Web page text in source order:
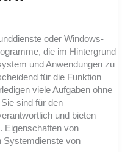
oder Windows-
die im Hintergrund
und Anwendungen zu
für die Funktion
viele Aufgaben ohne
sind für den
und bieten
Eigenschaften von
Systemdienste von